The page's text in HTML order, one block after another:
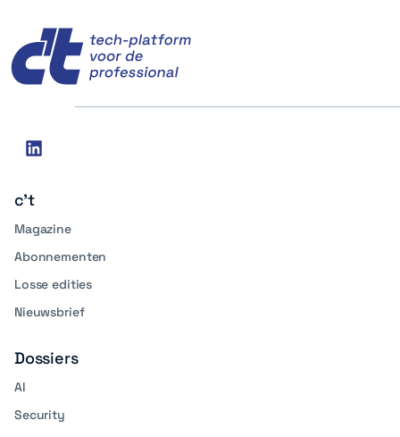
Social
linkedin
c't
Magazine
Abonnementen
Losse edities
Nieuwsbrief
Dossiers
AI
Security